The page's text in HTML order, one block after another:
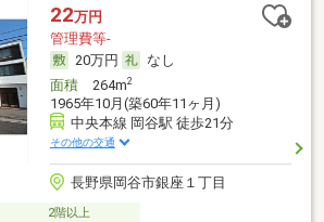
22万円
管理費等-
20万円
なし
面積264m2
1965年10月(築60年11ヶ月)
中央本線 岡谷駅 徒歩21分
その他の交通
長野県岡谷市銀座１丁目
2階以上